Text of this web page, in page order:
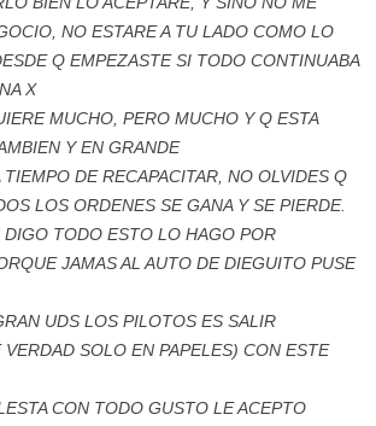
NO ESTARE A TU LADO COMO LO
Q EMPEZASTE SI TODO CONTINUABA
X
MUCHO, PERO MUCHO Y Q ESTA
Y EN GRANDE
TIEMPO DE RECAPACITAR, NO OLVIDES Q
LOS ORDENES SE GANA Y SE PIERDE.
DIGO TODO ESTO LO HAGO POR
JAMAS AL AUTO DE DIEGUITO PUSE
UDS LOS PILOTOS ES SALIR
SOLO EN PAPELES) CON ESTE
CON TODO GUSTO LE ACEPTO